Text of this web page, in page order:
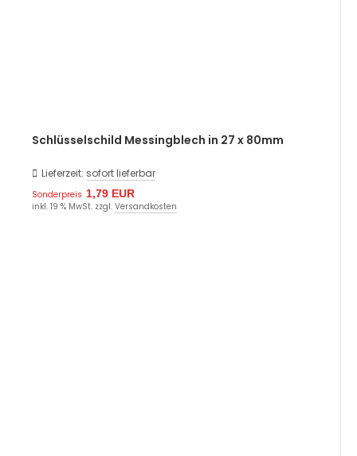
Schlüsselschild Messingblech in 27 x 80mm
Lieferzeit: sofort lieferbar
Sonderpreis 1,79 EUR
inkl. 19 % MwSt. zzgl. Versandkosten